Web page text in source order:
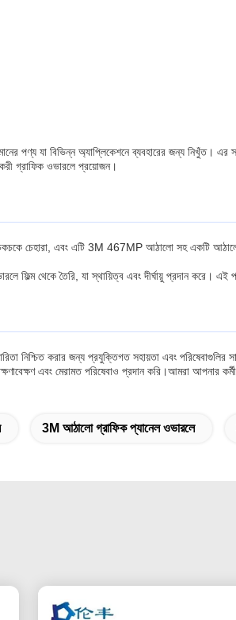
পণ্য যা বিভিন্ন অ্যাপ্লিকেশনে ব্যবহারের জন্য নিখুঁত। এর
গ্রাফিক ওভারলে প্রয়োজন।
চেহারা, এবং এটি 3M 467MP আঠালো সহ একটি
ফিল্ম থেকে তৈরি, যা স্থায়িত্ব এবং দীর্ঘায়ু প্রদান
নিশ্চিত করার জন্য প্রযুক্তিগত সহায়তা এবং
এবং মেরামত পরিষেবাও প্রদান করি।আমরা আপনার
3M আঠালো গ্রাফিক প্যানেল ওভারলে